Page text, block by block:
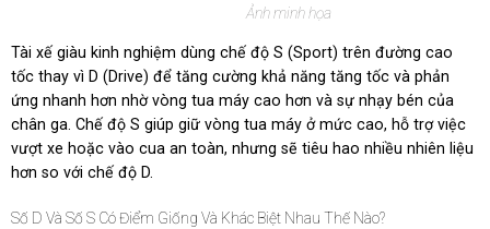
Ảnh minh họa
Tài xế giàu kinh nghiệm dùng chế độ S (Sport) trên đường cao
tốc thay vì D (Drive) để tăng cường khả năng tăng tốc và phản
ứng nhanh hơn nhờ vòng tua máy cao hơn và sự nhạy bén của
chân ga. Chế độ S giúp giữ vòng tua máy ở mức cao, hỗ trợ việc
vượt xe hoặc vào cua an toàn, nhưng sẽ tiêu hao nhiều nhiên liệu
hơn so với chế độ D.
Số D Và Số S Có Điểm Giống Và Khác Biệt Nhau Thế Nào?